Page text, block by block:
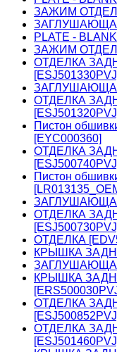
ЗАЖИМ
PLATE -
ЗАЖИМ
ОТДЕЛКА
ОТДЕЛКА
Пистон
[EYC000360]
ОТДЕЛКА
Пистон
ОТДЕЛКА
ОТДЕЛКА
КРЫШКА
КРЫШКА
ОТДЕЛКА
ОТДЕЛКА